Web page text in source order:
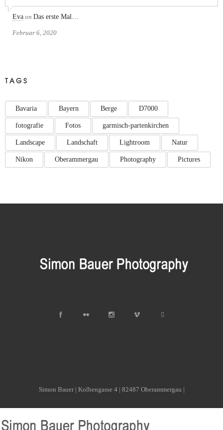
Eva on Das erste Mal…
Februar 6, 2020
TAGS
Bavaria Bayern Berge D7000
fotografie Fotos garmisch-partenkirchen
Landscape Landschaft Lightroom Natur
Nikon Oberammergau Photography Pictures
Simon Bauer | Kolbengasse 4 | 82487 Oberammergau |
info@bauerphotography.de | www.bauerphotography.de